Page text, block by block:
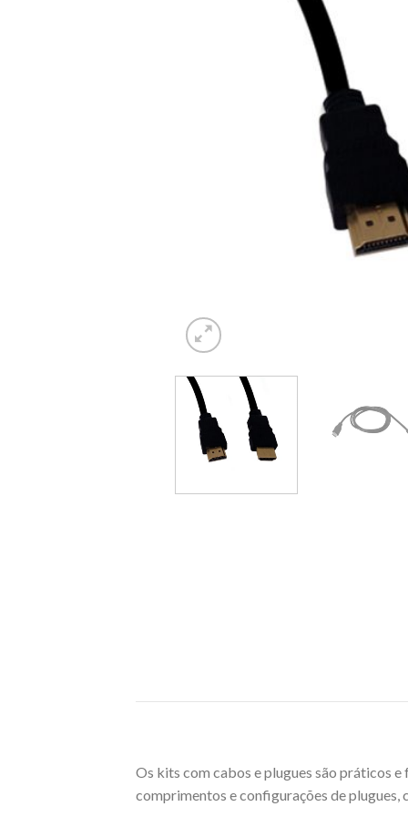
Os kits com cabos e plugues são práticos
comprimentos e configurações de plugues,